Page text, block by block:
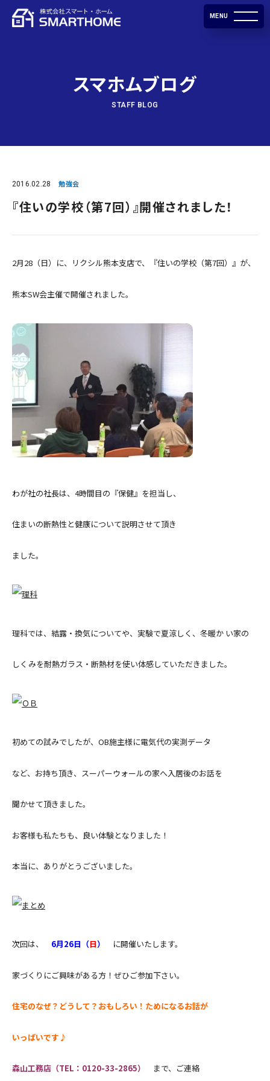
MENU
スマホムブログ
STAFF BLOG
2016.02.28 勉強会
『住いの学校（第7回）』開催されました！
2月28（日）に、リクシル熊本支店で、『住いの学校（第7回）』が、
熊本SW会主催で開催されました。
わが社の社長は、4時間目の『保健』を担当し、
住まいの断熱性と健康について説明させて頂き
ました。
理科では、結露・換気についてや、実験で夏涼しく、冬暖か い家の
しくみを耐熱ガラス・断熱材を使い体感していただきました。
初めての試みでしたが、OB施主様に電気代の実測データ
など、お持ち頂き、スーパーウォールの家へ入居後のお話を
聞かせて頂きました。
お客様も私たちも、良い体験となりました！
本当に、ありがとうございました。
次回は、 6月26日（日） に開催いたします。
家づくりにご興味がある方！ぜひご参加下さい。
住宅のなぜ？どうして？おもしろい！ためになるお話が
いっぱいです♪
森山工務店（TEL：0120-33-2865） まで、ご連絡